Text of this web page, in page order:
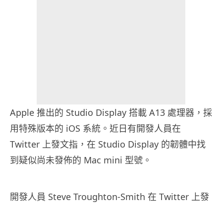
Apple 推出的 Studio Display 搭載 A13 處理器，採
用特殊版本的 iOS 系統。近日有開發人員在
Twitter 上發文指，在 Studio Display 的韌體中找
到疑似尚未發佈的 Mac mini 型號。
開發人員 Steve Troughton-Smith 在 Twitter 上發